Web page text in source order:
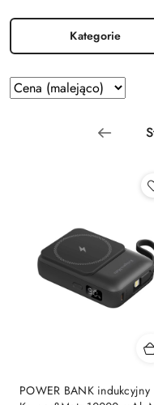
Kategorie
Zastosowano
sortowanie:
Sortuj
według
POWER BANK indukcyjny